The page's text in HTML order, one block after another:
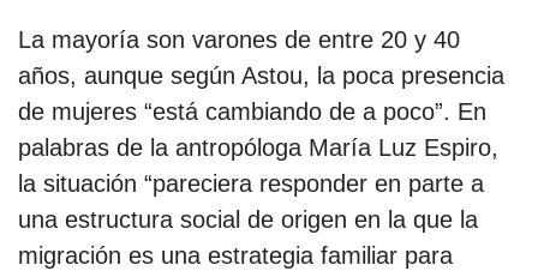
La mayoría son varones de entre 20 y 40
años, aunque según Astou, la poca presencia
de mujeres “está cambiando de a poco”. En
palabras de la antropóloga María Luz Espiro,
la situación “pareciera responder en parte a
una estructura social de origen en la que la
migración es una estrategia familiar para